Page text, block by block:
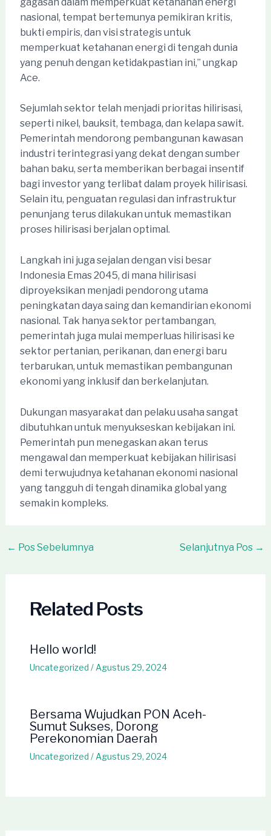
nasional, tempat bertemunya pemikiran kritis,
bukti empiris, dan visi strategis untuk
memperkuat ketahanan energi di tengah dunia
yang penuh dengan ketidakpastian ini,” ungkap
Ace.
Sejumlah sektor telah menjadi prioritas hilirisasi,
seperti nikel, bauksit, tembaga, dan kelapa sawit.
Pemerintah mendorong pembangunan kawasan
industri terintegrasi yang dekat dengan sumber
bahan baku, serta memberikan berbagai insentif
bagi investor yang terlibat dalam proyek hilirisasi.
Selain itu, penguatan regulasi dan infrastruktur
penunjang terus dilakukan untuk memastikan
proses hilirisasi berjalan optimal.
Langkah ini juga sejalan dengan visi besar
Indonesia Emas 2045, di mana hilirisasi
diproyeksikan menjadi pendorong utama
peningkatan daya saing dan kemandirian ekonomi
nasional. Tak hanya sektor pertambangan,
pemerintah juga mulai memperluas hilirisasi ke
sektor pertanian, perikanan, dan energi baru
terbarukan, untuk memastikan pembangunan
ekonomi yang inklusif dan berkelanjutan.
Dukungan masyarakat dan pelaku usaha sangat
dibutuhkan untuk menyukseskan kebijakan ini.
Pemerintah pun menegaskan akan terus
mengawal dan memperkuat kebijakan hilirisasi
demi terwujudnya ketahanan ekonomi nasional
yang tangguh di tengah dinamika global yang
semakin kompleks.
Post
← Pos Sebelumnya Selanjutnya Pos →
Related Posts
Hello world!
Uncategorized / Agustus 29, 2024
Bersama Wujudkan PON Aceh-
Sumut Sukses, Dorong
Perekonomian Daerah
Uncategorized / Agustus 29, 2024